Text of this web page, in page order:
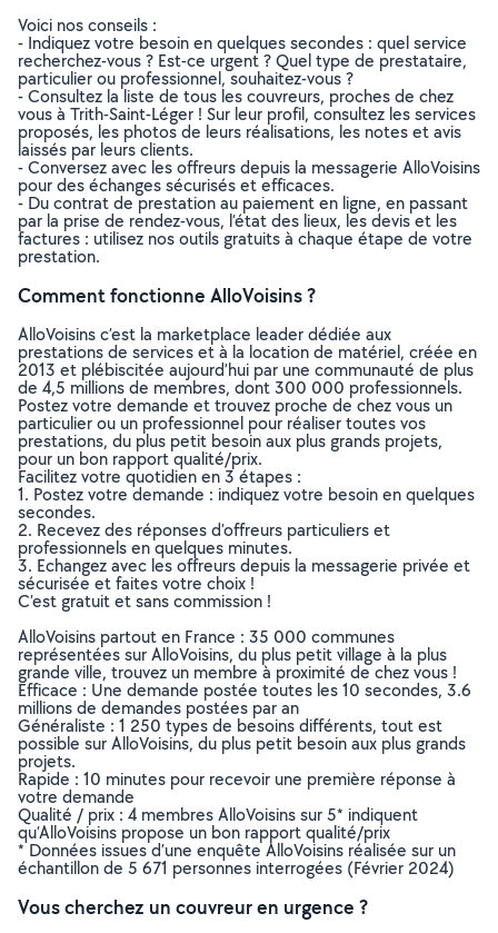
Voici nos conseils :
- Indiquez votre besoin en quelques secondes : quel service
recherchez-vous ? Est-ce urgent ? Quel type de prestataire,
particulier ou professionnel, souhaitez-vous ?
- Consultez la liste de tous les couvreurs, proches de chez
vous à Trith-Saint-Léger ! Sur leur profil, consultez les services
proposés, les photos de leurs réalisations, les notes et avis
laissés par leurs clients.
- Conversez avec les offreurs depuis la messagerie AlloVoisins
pour des échanges sécurisés et efficaces.
- Du contrat de prestation au paiement en ligne, en passant
par la prise de rendez-vous, l’état des lieux, les devis et les
factures : utilisez nos outils gratuits à chaque étape de votre
prestation.
Comment fonctionne AlloVoisins ?
AlloVoisins c’est la marketplace leader dédiée aux
prestations de services et à la location de matériel, créée en
2013 et plébiscitée aujourd’hui par une communauté de plus
de 4,5 millions de membres, dont 300 000 professionnels.
Postez votre demande et trouvez proche de chez vous un
particulier ou un professionnel pour réaliser toutes vos
prestations, du plus petit besoin aux plus grands projets,
pour un bon rapport qualité/prix.
Facilitez votre quotidien en 3 étapes :
1. Postez votre demande : indiquez votre besoin en quelques
secondes.
2. Recevez des réponses d’offreurs particuliers et
professionnels en quelques minutes.
3. Echangez avec les offreurs depuis la messagerie privée et
sécurisée et faites votre choix !
C’est gratuit et sans commission !
AlloVoisins partout en France : 35 000 communes
représentées sur AlloVoisins, du plus petit village à la plus
grande ville, trouvez un membre à proximité de chez vous !
Efficace : Une demande postée toutes les 10 secondes, 3.6
millions de demandes postées par an
Généraliste : 1 250 types de besoins différents, tout est
possible sur AlloVoisins, du plus petit besoin aux plus grands
projets.
Rapide : 10 minutes pour recevoir une première réponse à
votre demande
Qualité / prix : 4 membres AlloVoisins sur 5* indiquent
qu’AlloVoisins propose un bon rapport qualité/prix
* Données issues d’une enquête AlloVoisins réalisée sur un
échantillon de 5 671 personnes interrogées (Février 2024)
Vous cherchez un couvreur en urgence ?